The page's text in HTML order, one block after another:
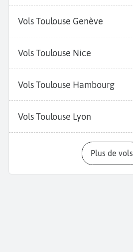
Vols Toulouse Genève
Vols Toulouse Nice
Vols Toulouse Hambourg
Vols Toulouse Lyon
Plus de vols